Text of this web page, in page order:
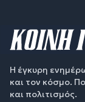
Η έγκυρη
και τον κόσμο.
και πολιτισμός.